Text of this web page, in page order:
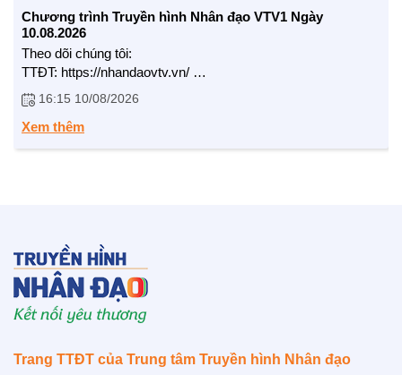
Chương trình Truyền hình Nhân đạo VTV1 Ngày
10.08.2026
Theo dõi chúng tôi:
TTĐT: https://nhandaovtv.vn/
Facebook: https://www.facebook.com/nhandaovtv.v...
Lotus: https://lotus.vn/w/profile/7494874635...
16:15 10/08/2026
Xem thêm
Trang TTĐT của Trung tâm Truyền hình Nhân đạo